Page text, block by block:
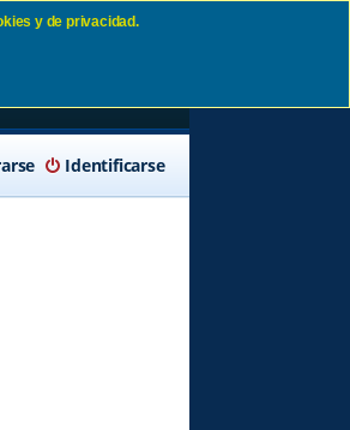
Identificarse
y de privacidad.